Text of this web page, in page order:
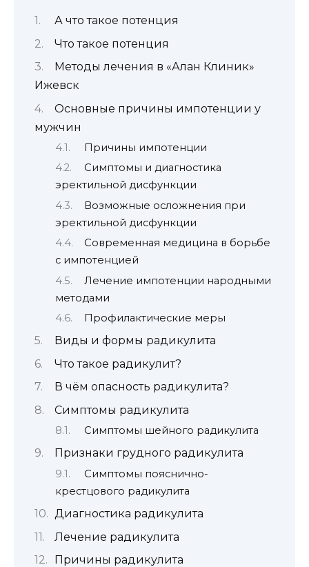
А что такое потенция
Что такое потенция
Методы лечения в «Алан Клиник»
Ижевск
Основные причины импотенции у
мужчин
Причины импотенции
Симптомы и диагностика
эректильной дисфункции
Возможные осложнения при
эректильной дисфункции
Современная медицина в борьбе
с импотенцией
Лечение импотенции народными
методами
Профилактические меры
Виды и формы радикулита
Что такое радикулит?
В чём опасность радикулита?
Симптомы радикулита
Симптомы шейного радикулита
Признаки грудного радикулита
Симптомы пояснично-
крестцового радикулита
Диагностика радикулита
Лечение радикулита
Причины радикулита